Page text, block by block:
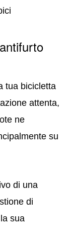
tua bicicletta
attenta,
ne
su
di una
di
sua